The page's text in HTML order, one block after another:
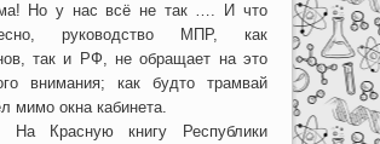
Но у нас всё не так …. И что
руководство МПР, как
так и РФ, не обращает на это
внимания; как будто трамвай
мимо окна кабинета.
книгу Республики